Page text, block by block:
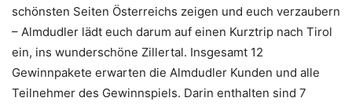
schönsten Seiten Österreichs zeigen und euch verzaubern
– Almdudler lädt euch darum auf einen Kurztrip nach Tirol
ein, ins wunderschöne Zillertal. Insgesamt 12
Gewinnpakete erwarten die Almdudler Kunden und alle
Teilnehmer des Gewinnspiels. Darin enthalten sind 7